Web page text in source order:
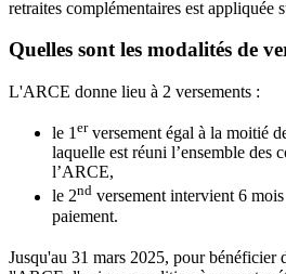
retraites complémentaires est appliquée
Quelles sont les modalités de
L'ARCE donne lieu à 2 versements :
le 1 erversement égal à la moitié
laquelle est réuni l’ensemble des
l’ARCE,
le 2nd versement intervient 6
paiement.
Jusqu'au 31 mars 2025, pour bénéficier